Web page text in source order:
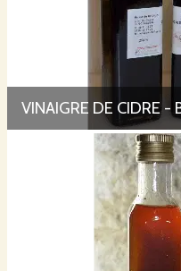
VINAIGRE DE CIDRE